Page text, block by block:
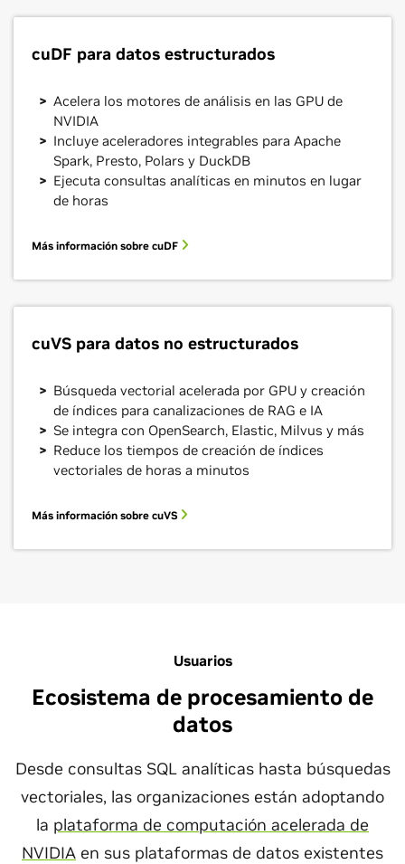
cuDF para datos estructurados
Acelera los motores de análisis en las GPU de
NVIDIA
Incluye aceleradores integrables para Apache
Spark, Presto, Polars y DuckDB
Ejecuta consultas analíticas en minutos en lugar
de horas
Más información sobre cuDF
cuVS para datos no estructurados
Búsqueda vectorial acelerada por GPU y creación
de índices para canalizaciones de RAG e IA
Se integra con OpenSearch, Elastic, Milvus y más
Reduce los tiempos de creación de índices
vectoriales de horas a minutos
Más información sobre cuVS
Usuarios
Ecosistema de procesamiento de
datos
Desde consultas SQL analíticas hasta búsquedas
vectoriales, las organizaciones están adoptando
la plataforma de computación acelerada de
NVIDIA en sus plataformas de datos existentes